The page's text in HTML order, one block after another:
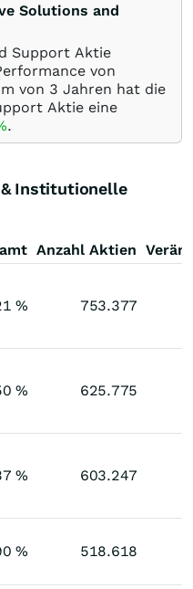
Solutions and
Support Aktie
von
von 3 Jahren hat die
Aktie eine
.
Institutionelle
Anzahl Aktien
% 753.377
% 625.775
% 603.247
% 518.618